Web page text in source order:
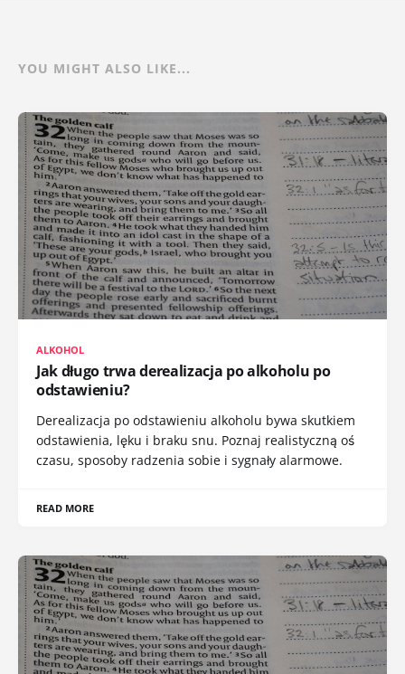
YOU MIGHT ALSO LIKE...
ALKOHOL
Jak długo trwa derealizacja po alkoholu po
odstawieniu?
Derealizacja po odstawieniu alkoholu bywa skutkiem
odstawienia, lęku i braku snu. Poznaj realistyczną oś
czasu, sposoby radzenia sobie i sygnały alarmowe.
READ MORE